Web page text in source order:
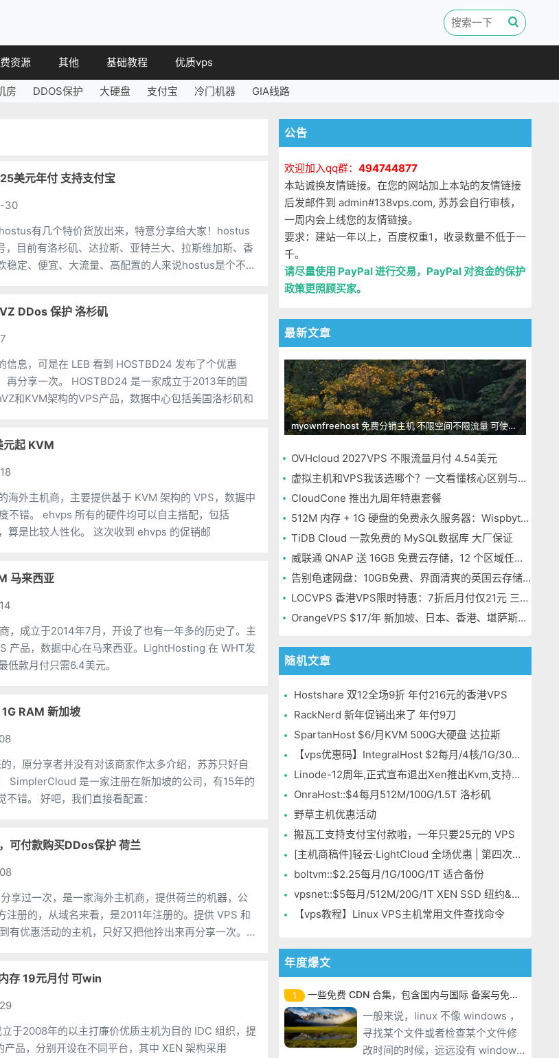
资源
间
其他
简讯
基础教程 优质vps
房 DDOS保护 大硬盘 支付宝 冷门机器 GIA线路
美元年付 支持支付宝
30
有几个特价货放出来，特意分享给大家！hostus
，目前有洛杉矶、达拉斯、亚特兰大、拉斯维加斯、香
稳定、便宜、大流量、高配置的人来说hostus是个不错
DDos 保护 洛杉矶
信息，可是在 LEB 看到 HOSTBD24 发布了个优惠
是一家成立于2013年的国
和KVM架构的VPS产品，数据中心包括美国洛杉矶和
元起 KVM
海外主机商，主要提供基于 KVM 架构的 VPS，数据中
自主搭配，包括
CPU、内存、硬盘、流量带宽，算是比较人性化。 这次收到 ehvps 的促销邮
马来西亚
，成立于2014年7月，开设了也有一年多的历史了。主
产品，数据中心在马来西亚。LightHosting 在 WHT发
低款月付只需6.4美元。
RAM 新加坡
，原分享者并没有对该商家作太多介绍，苏苏只好自
历史，同时也有中文网站。感觉不错。 好吧，我们直接看配置：
可付款购买DDos保护 荷兰
享过一次，是一家海外主机商，提供荷兰的机器，公
注册的，从域名来看，是2011年注册的。提供 VPS 和
存 19元月付 可win
于2008年的以主打廉价优质主机为目的 IDC 组织，提
品，分别开设在不同平台，其中 XEN 架构采用
公告
欢迎加入qq群： 494744877
本站诚换友情链接。在您的网站加上本站的友情链接
后发邮件到 admin#138vps.com, 苏苏会自行审核，
一周内会上线您的友情链接。
要求：建站一年以上，百度权重1，收录数量不低于一
千。
请尽量使用 PayPal 进行交易，PayPal 对资金的保护
政策更照顾买家。
最新文章
myownfreehost 免费分销主机 不限空间不限流量 可使用免费域名申请
OVHcloud 2027VPS 不限流量月付 4.54美元
虚拟主机和VPS我该选哪个？一文看懂核心区别与选择指南
CloudCone 推出九周年特惠套餐
512M 内存 + 1G 硬盘的免费永久服务器：Wispbyte 上手
TiDB Cloud 一款免费的 MySQL数据库 大厂保证
威联通 QNAP 送 16GB 免费云存储，12 个区域任选，邮箱注册即可
告别龟速网盘：10GB免费、界面清爽的英国云存储Icedrive体验
LOCVPS 香港VPS限时特惠：7折后月付仅21元 三网优化BGP线路 可选原生IP
OrangeVPS $17/年 新加坡、日本、香港、堪萨斯机房
随机文章
Hostshare 双12全场9折 年付216元的香港VPS
RackNerd 新年促销出来了 年付9刀
SpartanHost $6/月KVM 500G大硬盘 达拉斯
【vps优惠码】IntegralHost $2每月/4核/1G/30G/250G 堪萨斯
Linode-12周年,正式宣布退出Xen推出Kvm,支持windows
OnraHost::$4每月512M/100G/1.5T 洛杉矶
野草主机优惠活动
搬瓦工支持支付宝付款啦，一年只要25元的 VPS
[主机商稿件]轻云·LightCloud 全场优惠 | 第四次上新
boltvm::$2.25每月/1G/100G/1T 适合备份
vpsnet::$5每月/512M/20G/1T XEN SSD 纽约&盐湖城&伦敦
【vps教程】Linux VPS主机常用文件查找命令
年度爆文
1 一些免费 CDN 合集，包含国内与国际 备案与免备案
一般来说，linux 不像 windows ，
寻找某个文件或者检查某个文件修
改时间的时候，远远没有 windows